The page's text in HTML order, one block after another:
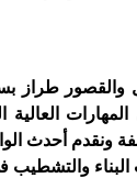
والقصور طراز
العالية
ونقدم